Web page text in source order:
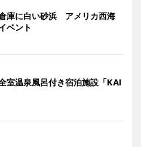
庫に白い砂浜 アメリカ西海
ベント
室温泉風呂付き宿泊施設「KAI